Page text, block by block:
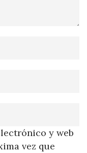
y web
vez que